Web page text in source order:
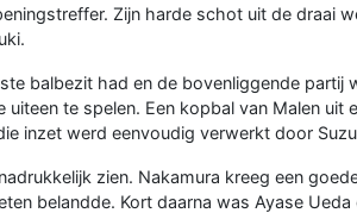
Zijn harde schot uit de draai
balbezit had en de bovenliggende partij
te spelen. Een kopbal van Malen uit
inzet werd eenvoudig verwerkt door
zien. Nakamura kreeg een
belandde. Kort daarna was Ayase